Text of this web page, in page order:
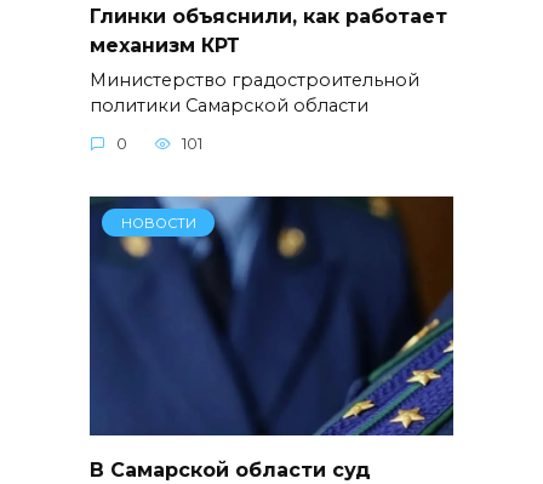
Глинки объяснили, как работает
механизм КРТ
Министерство градостроительной
политики Самарской области
0 101
НОВОСТИ
В Самарской области суд